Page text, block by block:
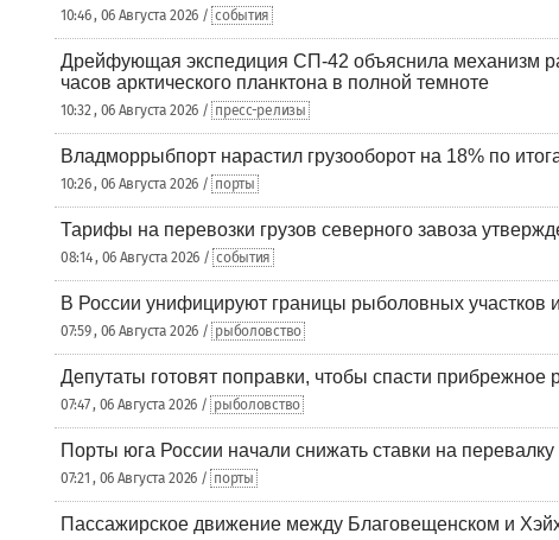
10:46 , 06 Августа 2026 / события
Дрейфующая экспедиция СП-42 объяснила механизм
часов арктического планктона в полной темноте
10:32 , 06 Августа 2026 / пресс-релизы
Владморрыбпорт нарастил грузооборот на 18% по
10:26 , 06 Августа 2026 / порты
Тарифы на перевозки грузов северного завоза
08:14 , 06 Августа 2026 / события
В России унифицируют границы рыболовных участков
07:59 , 06 Августа 2026 / рыболовство
Депутаты готовят поправки, чтобы спасти
07:47 , 06 Августа 2026 / рыболовство
Порты юга России начали снижать ставки на перевалку
07:21 , 06 Августа 2026 / порты
Пассажирское движение между Благовещенском и